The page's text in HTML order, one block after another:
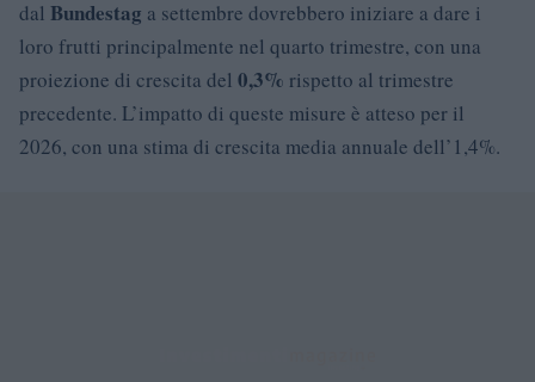
dal Bundestag a settembre dovrebbero iniziare a dare i
loro frutti principalmente nel quarto trimestre, con una
proiezione di crescita del 0,3% rispetto al trimestre
precedente. L’impatto di queste misure è atteso per il
2026, con una stima di crescita media annuale dell’1,4%.